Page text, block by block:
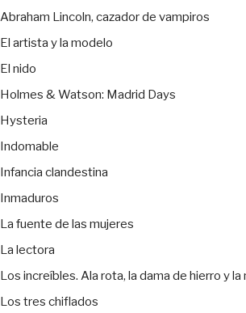
Abraham Lincoln, cazador de vampiros
El artista y la modelo
El nido
Holmes & Watson: Madrid Days
Hysteria
Indomable
Infancia clandestina
Inmaduros
La fuente de las mujeres
La lectora
Los increíbles. Ala rota, la dama de hierro y
Los tres chiflados